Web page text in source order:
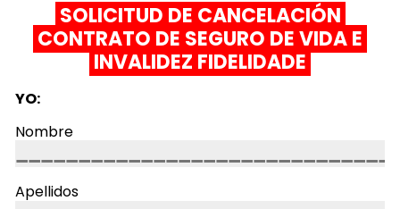
SOLICITUD DE CANCELACIÓN
CONTRATO DE SEGURO DE VIDA E
INVALIDEZ FIDELIDADE
YO:
Nombre
Apellidos